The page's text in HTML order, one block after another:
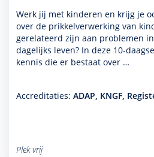
Werk jij met kin­de­ren en krijg je
over de prikkelverwerking van
gerelateerd zijn aan pro­ble­men
dagelijks leven? In deze 10-
kennis die er bestaat over …
Accreditaties: ADAP, KNGF,
Plek vrij